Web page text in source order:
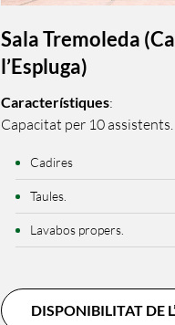
Sala Tremoleda
l’Espluga)
Característiques:
Capacitat per 10 assistents.
Cadires
Taules.
Lavabos propers.
DISPONIBILITAT DE